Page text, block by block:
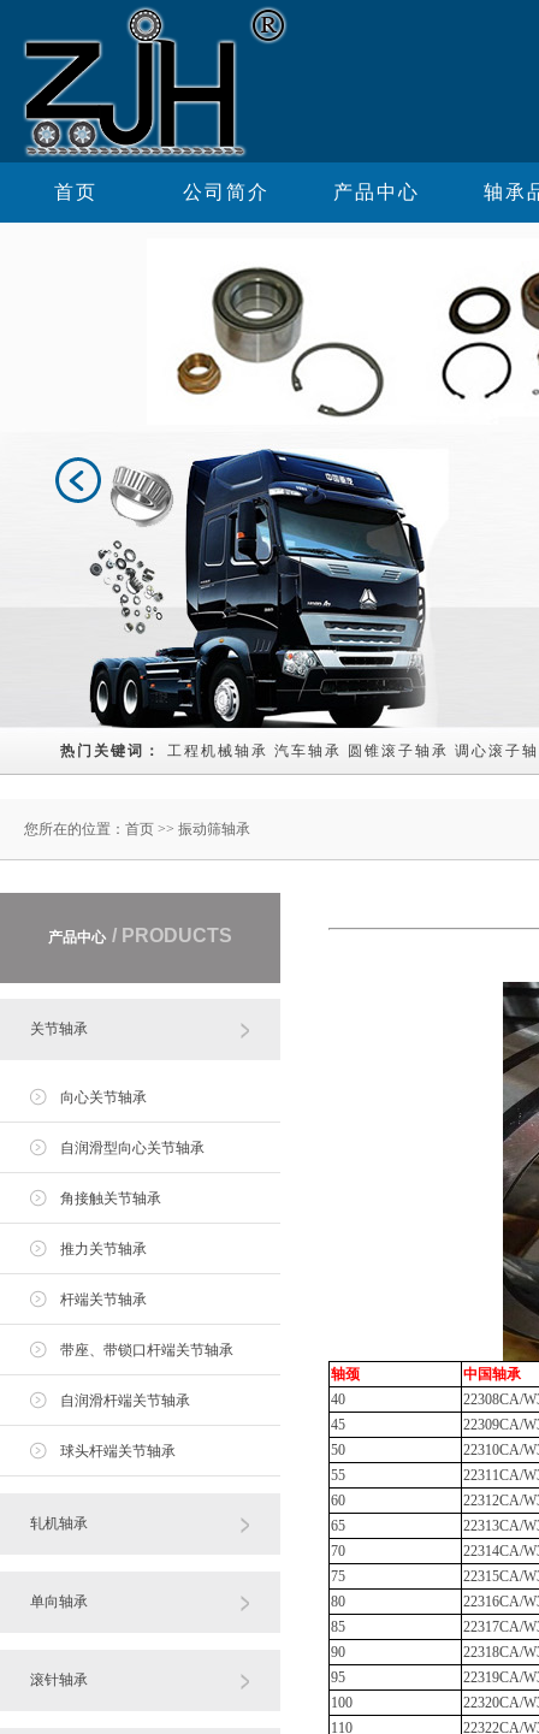
首页 公司简介 产品中心 轴承
热门关键词： 工程机械轴承 汽车轴承 圆锥滚子轴承 调心滚子
您所在的位置： 首页 >> 振动筛轴承
产品中心 / PRODUCTS
关节轴承
向心关节轴承
自润滑型向心关节轴承
角接触关节轴承
推力关节轴承
杆端关节轴承
带座、带锁口杆端关节轴承
自润滑杆端关节轴承
球头杆端关节轴承
轧机轴承
单向轴承
滚针轴承
轴颈
中国轴承
40
22308CA/
45
22309CA/
50
22310CA/
55
22311CA/
60
22312CA/
65
22313CA/
70
22314CA/
75
22315CA/
80
22316CA/
85
22317CA/
90
22318CA/
95
22319CA/
100
22320CA/
110
22322CA/